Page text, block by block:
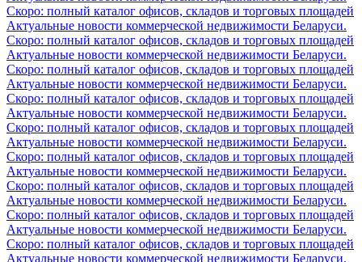
Скоро: полный каталог офисов, складов и торговых площадей
Актуальные новости коммерческой недвижимости Беларуси.
Скоро: полный каталог офисов, складов и торговых площадей
Актуальные новости коммерческой недвижимости Беларуси.
Скоро: полный каталог офисов, складов и торговых площадей
Актуальные новости коммерческой недвижимости Беларуси.
Скоро: полный каталог офисов, складов и торговых площадей
Актуальные новости коммерческой недвижимости Беларуси.
Скоро: полный каталог офисов, складов и торговых площадей
Актуальные новости коммерческой недвижимости Беларуси.
Скоро: полный каталог офисов, складов и торговых площадей
Актуальные новости коммерческой недвижимости Беларуси.
Скоро: полный каталог офисов, складов и торговых площадей
Актуальные новости коммерческой недвижимости Беларуси.
Скоро: полный каталог офисов, складов и торговых площадей
Актуальные новости коммерческой недвижимости Беларуси.
Скоро: полный каталог офисов, складов и торговых площадей
Актуальные новости коммерческой недвижимости Беларуси.